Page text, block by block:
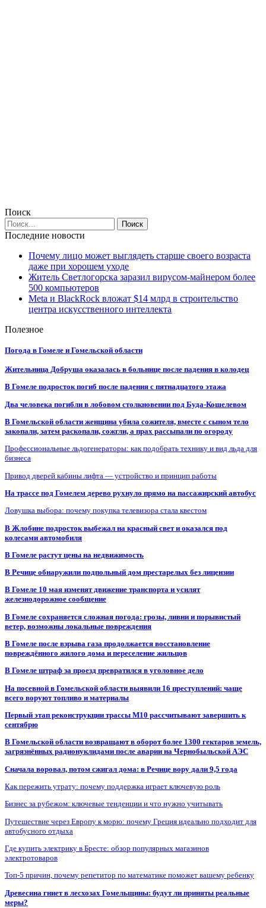
Поиск
Последние новости
Почему лицо может выглядеть старше своего возраста
даже при хорошем уходе
Житель Светлогорска заразил вирусом-майнером более
500 компьютеров
Meta и BlackRock вложат $14 млрд в строительство
центра искусственного интеллекта
Полезное
Погода в Гомеле и Гомельской области
Жительница Добруша оказалась в больнице после падения в колодец
В Гомеле подросток погиб после падения с пятнадцатого этажа
Два человека погибли в лобовом столкновении под Буда-Кошелевом
В Гомельской области женщина убила сожителя, вместе с сыном тело
закопали, затем раскопали, сожгли, а прах рассыпали по огороду
Профессиональные льдогенераторы: как подобрать технику и вид льда для
бизнеса
Привод дверей кабины лифта — устройство и принцип работы
На трассе под Гомелем дерево рухнуло прямо на пассажирский автобус
Ловушка выбора: почему покупка телевизора стала квестом
В Жлобине подросток выбежал на красный свет и оказался под
колесами автомобиля
В Гомеле растут цены на недвижимость
В Речице обнаружили подпольный дом престарелых без лицензии
В Гомеле 10 мая изменят движение транспорта и усилят
железнодорожное сообщение
В Гомеле сохраняется сложная погода: грозы, ливни и порывистый
ветер, возможны локальные повреждения
В Гомеле после взрыва газа продолжается восстановление
повреждённого жилого дома и переселение жильцов
В Гомеле штраф за проезд превратился в уголовное дело
На посевной в Гомельской области выявили 16 преступлений: чаще
всего воруют топливо и материалы
Первый этап реконструкции трассы М10 рассчитывают завершить к
сентябрю
В Гомельской области возвращают в оборот более 1300 гектаров земель,
загрязнённых радионуклидами после аварии на Чернобыльской АЭС
Сначала воровал, потом сжигал дома: в Речице вору дали 9,5 года
Как пережить утрату: почему поддержка играет ключевую роль
Бизнес за рубежом: ключевые тенденции и что нужно учитывать
Путешествие через Европу к морю: почему Греция идеально подходит для
автобусного отдыха
Где купить электрику в Бресте: обзор популярных магазинов
электротоваров
Топ-5 причин, почему репетитор по математике поможет вашему ребенку
Древесина гниет в лесхозах Гомельщины: будут ли приняты реальные
меры?